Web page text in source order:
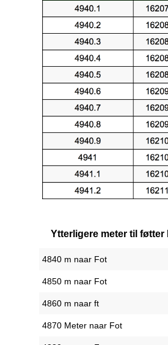
Ytterligere meter til føtter
4840 m naar Fot
4850 m naar Fot
4860 m naar ft
4870 Meter naar Fot